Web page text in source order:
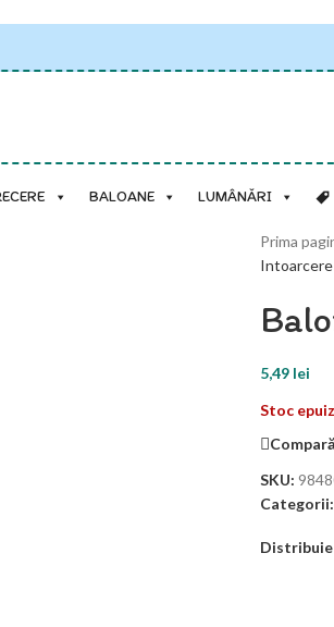
BALOANE LUMÂNĂRI
Prima
5,49 lei
Stoc
SKU:
Categorii:
Distribuie